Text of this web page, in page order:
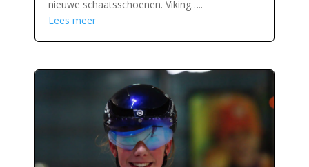
nieuwe schaatsschoenen. Viking…..
Lees meer